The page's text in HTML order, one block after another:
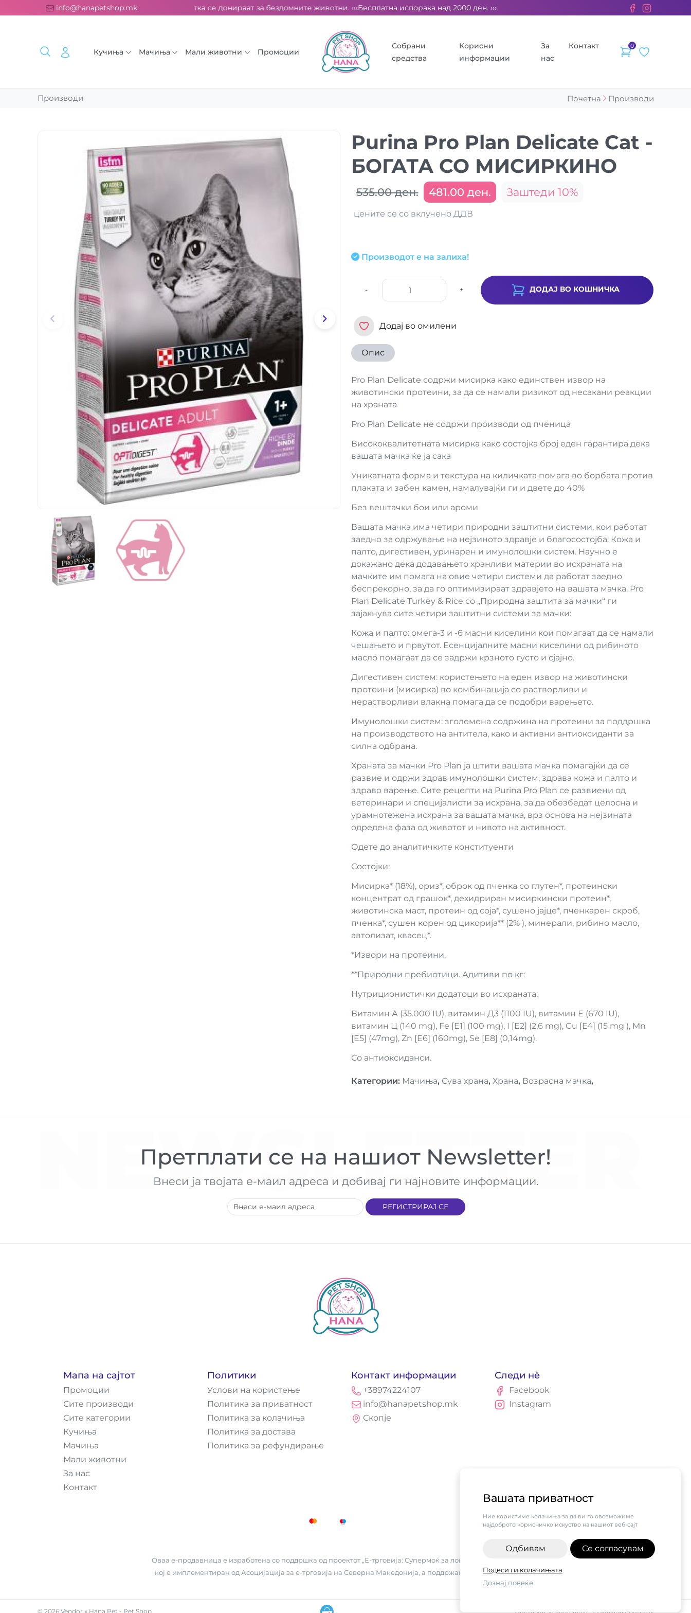
Вашата приватност
Ние користиме колачиња за да ви го овозможиме
најдоброто корисничко искуство на нашиот веб-сајт
Одбивам Се согласувам
Подеси ги колачињата
Дознај повеќе
info@hanapetshop.mk
испорака над 2000 ден. ››› 2% од секоја сметка се донираат за бездомните животни. ‹‹‹Бесплатна испорака над 2000 ден. ››› 2% од секоја сметка се донираат за бездомните
Кучиња Мачиња Мали животни Промоции
Собрани
средства
Корисни
информации
За
нас
Контакт 0
Производи Почетна Производи
Purina Pro Plan Delicate Cat -
БОГАТА СО МИСИРКИНО
535.00 ден. 481.00 ден. Заштеди 10%
цените се со вклучено ДДВ
Производот е на залиха!
- + ДОДАЈ ВО КОШНИЧКА
Додај во омилени
Опис
Pro Plan Delicate содржи мисирка како единствен извор на
животински протеини, за да се намали ризикот од несакани реакции
на храната
Pro Plan Delicate не содржи производи од пченица
Висококвалитетната мисирка како состојка број еден гарантира дека
вашата мачка ќе ја сака
Уникатната форма и текстура на киличката помага во борбата против
плаката и забен камен, намалувајќи ги и двете до 40%
Без вештачки бои или ароми
Вашата мачка има четири природни заштитни системи, кои работат
заедно за одржување на нејзиното здравје и благосостојба: Кожа и
палто, дигестивен, уринарен и имунолошки систем. Научно е
докажано дека додавањето хранливи материи во исхраната на
мачките им помага на овие четири системи да работат заедно
беспрекорно, за да го оптимизираат здравјето на вашата мачка. Pro
Plan Delicate Turkey & Rice со „Природна заштита за мачки“ ги
зајакнува сите четири заштитни системи за мачки:
Кожа и палто: омега-3 и -6 масни киселини кои помагаат да се намали
чешањето и првутот. Есенцијалните масни киселини од рибиното
масло помагаат да се задржи крзното густо и сјајно.
Дигестивен систем: користењето на еден извор на животински
протеини (мисирка) во комбинација со растворливи и
нерастворливи влакна помага да се подобри варењето.
Имунолошки систем: зголемена содржина на протеини за поддршка
на производството на антитела, како и активни антиоксиданти за
силна одбрана.
Храната за мачки Pro Plan ја штити вашата мачка помагајќи да се
развие и одржи здрав имунолошки систем, здрава кожа и палто и
здраво варење. Сите рецепти на Purina Pro Plan се развиени од
ветеринари и специјалисти за исхрана, за да обезбедат целосна и
урамнотежена исхрана за вашата мачка, врз основа на нејзината
одредена фаза од животот и нивото на активност.
Одете до аналитичките конституенти
Состојки:
Мисирка* (18%), ориз*, оброк од пченка со глутен*, протеински
концентрат од грашок*, дехидриран мисиркински протеин*,
животинска маст, протеин од соја*, сушено јајце*, пченкарен скроб,
пченка*, сушен корен од цикорија** (2% ), минерали, рибино масло,
автолизат, квасец*.
*Извори на протеини.
**Природни пребиотици. Адитиви по кг:
Нутриционистички додатоци во исхраната:
Витамин А (35.000 IU), витамин Д3 (1100 IU), витамин Е (670 IU),
витамин Ц (140 mg), Fe [E1] (100 mg), I [E2] (2,6 mg), Cu [E4] (15 mg ), Mn
[E5] (47mg), Zn [E6] (160mg), Se [E8] (0,14mg).
Со антиоксиданси.
Категории: Мачиња, Сува храна, Храна, Возрасна мачка,
NEWSLETTER
Претплати се на нашиот Newsletter!
Внеси ја твојата е-маил адреса и добивај ги најновите информации.
РЕГИСТРИРАЈ СЕ
Мапа на сајтот
Промоции
Сите производи
Сите категории
Кучиња
Мачиња
Мали животни
За нас
Контакт
Политики
Услови на користење
Политика за приватност
Политика за колачиња
Политика за достава
Политика за рефундирање
Контакт информации
+38974224107
info@hanapetshop.mk
Скопје
Следи нè
Facebook
Instagram
Оваа е-продавница е изработена со поддршка од проектот „Е-трговија: Супермоќ за локалните бизниси vol.2",
кој е имплементиран од Асоцијација за е-трговија на Северна Македонија, а поддржан од компанијата Visa.
© 2026Vendor x Hana Pet - Pet Shop Поставки за колачиња | Пријави проблем